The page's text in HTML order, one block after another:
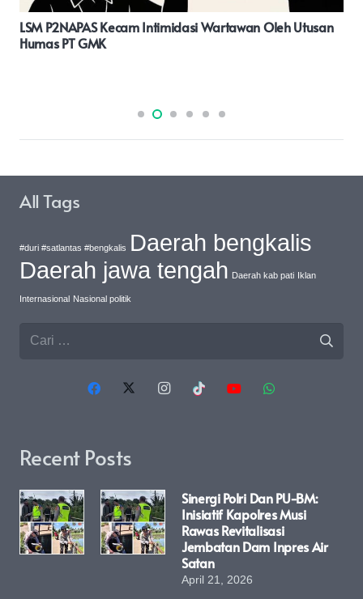
Kunjungan Wantimpres Ke Pelabuhan Tanjung Tiram,
Meninjau Penanganan Imigran Ilegal Di Batu Bara
Recent Posts
Sinergi Polri Dan PU-BM:
Inisiatif Kapolres Musi
Rawas Revitalisasi
Jembatan Dam Inpres Air
Satan
April 21, 2026
All Tags
#duri #satlantas #bengkalis Daerah bengkalis
Daerah jawa tengah Daerah kab pati Iklan
Internasional Nasional politik
Cari